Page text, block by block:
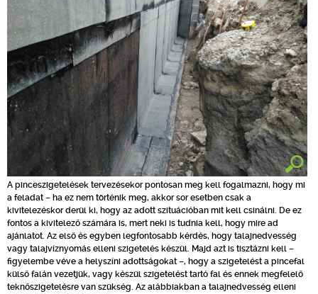
A pinceszigetelések tervezésekor pontosan meg kell fogalmazni, hogy mi
a feladat – ha ez nem történik meg, akkor sor esetben csak a
kivitelezéskor derül ki, hogy az adott szituációban mit kell csinálni. De ez
fontos a kivitelező számára is, mert neki is tudnia kell, hogy mire ad
ajánlatot. Az első és egyben legfontosabb kérdés, hogy talajnedvesség
vagy talajvíznyomás elleni szigetelés készül. Majd azt is tisztázni kell –
figyelembe véve a helyszíni adottságokat –, hogy a szigetelést a pincefal
külső falán vezetjük, vagy készül szigetelést tartó fal és ennek megfelelő
teknőszigetelésre van szükség. Az alábbiakban a talajnedvesség elleni